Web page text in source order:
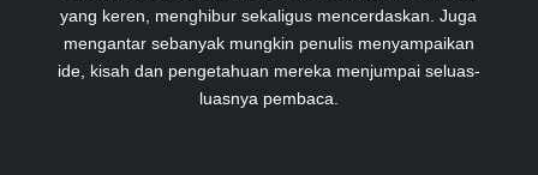
yang keren, menghibur sekaligus mencerdaskan. Juga
mengantar sebanyak mungkin penulis menyampaikan
ide, kisah dan pengetahuan mereka menjumpai seluas-
luasnya pembaca.